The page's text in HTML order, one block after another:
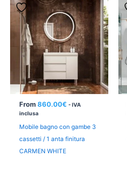
From 860.00€ - IVA
inclusa
Mobile bagno con gambe 3
cassetti / 1 anta finitura
CARMEN WHITE